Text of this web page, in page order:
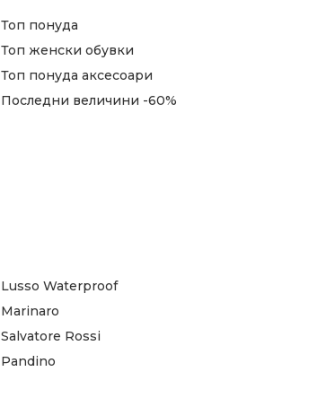
Топ понуда
Топ женски обувки
Топ понуда аксесоари
Последни величини -60%
Lusso Waterproof
Marinaro
Salvatore Rossi
Pandino